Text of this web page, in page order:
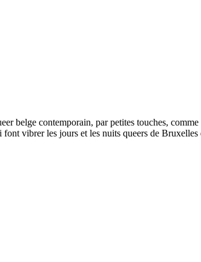
belge contemporain, par petites touches,
vibrer les jours et les nuits queers de